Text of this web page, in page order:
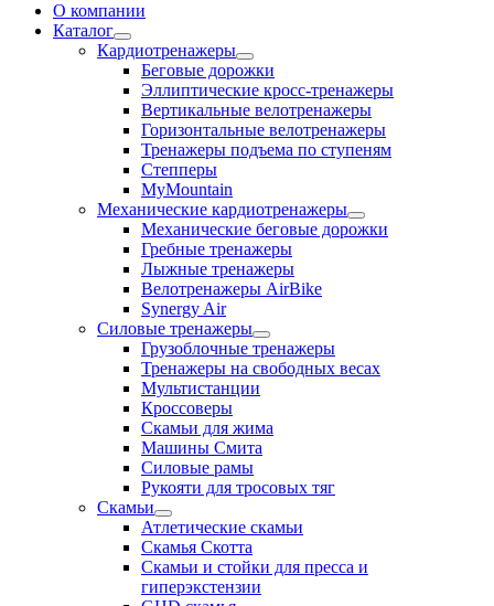
О компании
Каталог
Кардиотренажеры
Беговые дорожки
Эллиптические кросс-тренажеры
Вертикальные велотренажеры
Горизонтальные велотренажеры
Тренажеры подъема по ступеням
Степперы
MyMountain
Механические кардиотренажеры
Механические беговые дорожки
Гребные тренажеры
Лыжные тренажеры
Велотренажеры AirBike
Synergy Air
Силовые тренажеры
Грузоблочные тренажеры
Тренажеры на свободных весах
Мультистанции
Кроссоверы
Скамьи для жима
Машины Смита
Силовые рамы
Рукояти для тросовых тяг
Скамьи
Атлетические скамьи
Скамья Скотта
Скамьи и стойки для пресса и
гиперэкстензии